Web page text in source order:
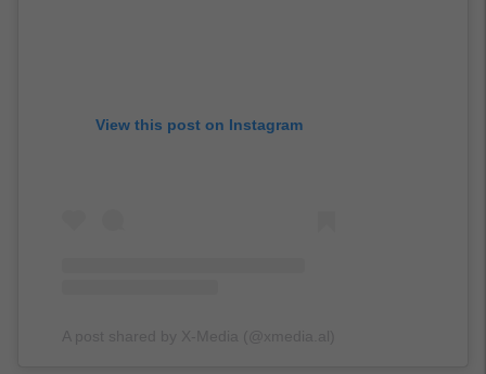
View this post on Instagram